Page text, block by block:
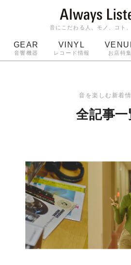
音にこだわる人、モノ、コト
GEAR
音響機器
VINYL
レコード情報 お店特集
音を楽しむ新着
全記事一